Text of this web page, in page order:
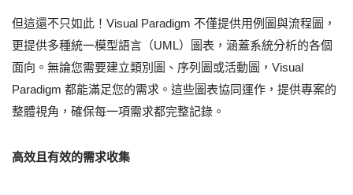
但這還不只如此！Visual Paradigm 不僅提供用例圖與流程圖，
更提供多種統一模型語言（UML）圖表，涵蓋系統分析的各個
面向。無論您需要建立類別圖、序列圖或活動圖，Visual
Paradigm 都能滿足您的需求。這些圖表協同運作，提供專案的
整體視角，確保每一項需求都完整記錄。
高效且有效的需求收集